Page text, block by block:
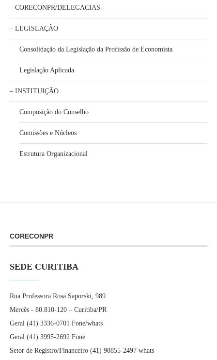
– CORECONPR/DELEGACIAS
– LEGISLAÇÃO
Consolidação da Legislação da Profissão de Economista
Legislação Aplicada
– INSTITUIÇÃO
Composição do Conselho
Comissões e Núcleos
Estrutura Organizacional
CORECONPR
SEDE CURITIBA
Rua Professora Rosa Saporski, 989
Mercês - 80.810-120 – Curitiba/PR
Geral (41) 3336-0701 Fone/whats
Geral (41) 3995-2692 Fone
Setor de Registro/Financeiro (41) 98855-2497 whats